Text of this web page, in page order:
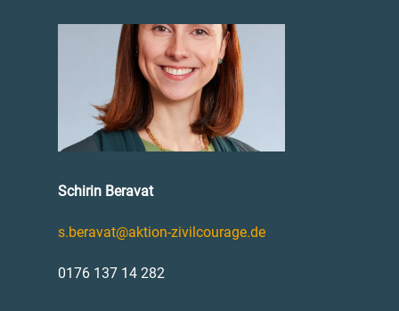
Schirin Beravat
s.beravat@aktion-zivilcourage.de
0176 137 14 282